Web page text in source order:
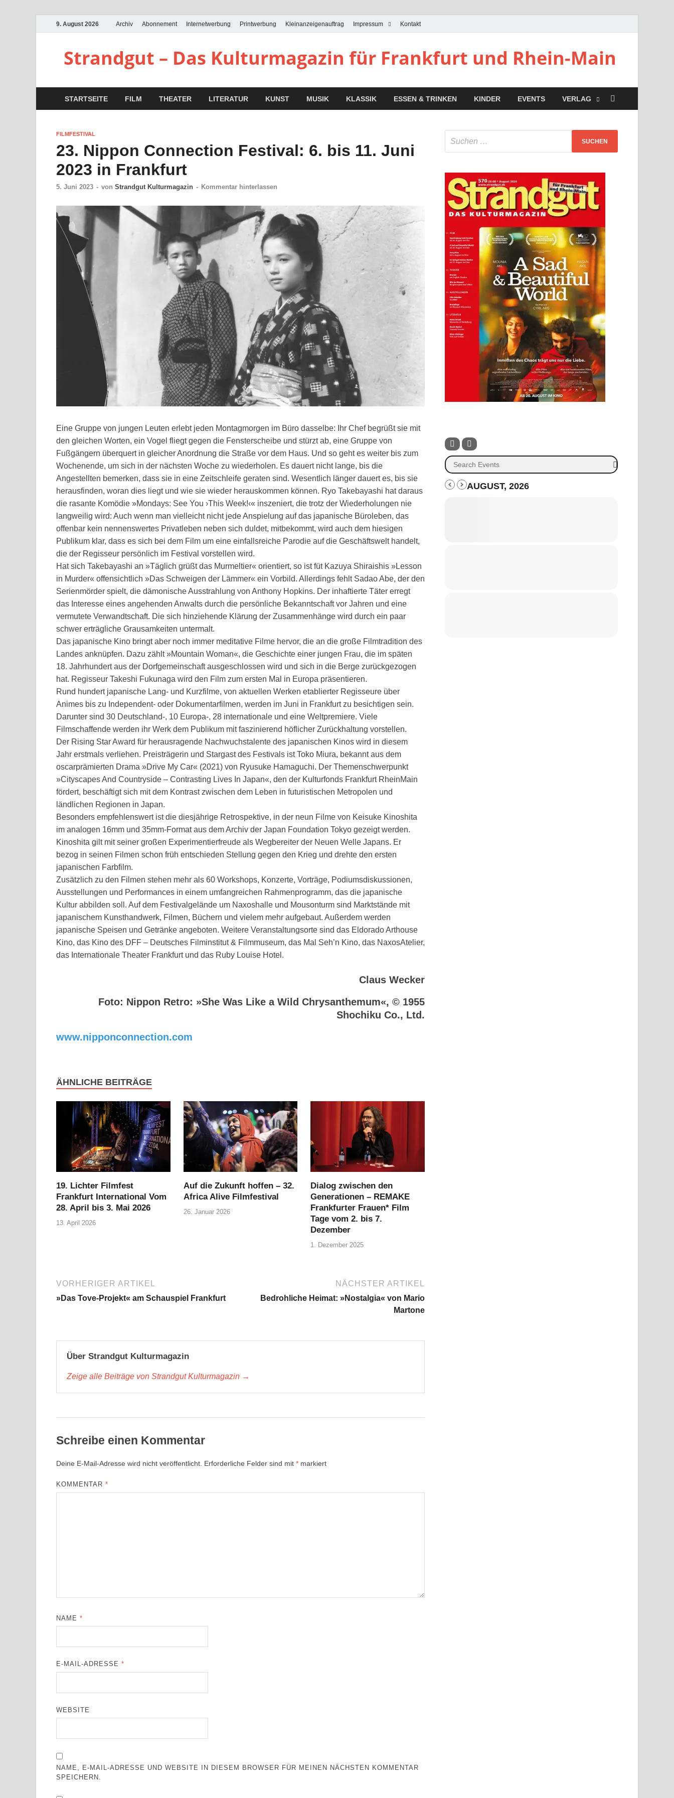
9. August 2026 Archiv Abonnement Internetwerbung Printwerbung Kleinanzeigenauftrag Impressum Kontakt
Strandgut – Das Kulturmagazin für Frankfurt und Rhein-Main
STARTSEITE FILM THEATER LITERATUR KUNST MUSIK KLASSIK ESSEN & TRINKEN KINDER EVENTS VERLAG
FILMFESTIVAL
23. Nippon Connection Festival: 6. bis 11. Juni
2023 in Frankfurt
5. Juni 2023 - von Strandgut Kulturmagazin - Kommentar hinterlassen
Eine Gruppe von jungen Leuten erlebt jeden Montagmorgen im Büro dasselbe: Ihr Chef begrüßt sie mit
den gleichen Worten, ein Vogel fliegt gegen die Fensterscheibe und stürzt ab, eine Gruppe von
Fußgängern überquert in gleicher Anordnung die Straße vor dem Haus. Und so geht es weiter bis zum
Wochenende, um sich in der nächsten Woche zu wiederholen. Es dauert nicht lange, bis die
Angestellten bemerken, dass sie in eine Zeitschleife geraten sind. Wesentlich länger dauert es, bis sie
herausfinden, woran dies liegt und wie sie wieder herauskommen können. Ryo Takebayashi hat daraus
die rasante Komödie »Mondays: See You ›This Week!‹« inszeniert, die trotz der Wiederholungen nie
langweilig wird: Auch wenn man vielleicht nicht jede Anspielung auf das japanische Büroleben, das
offenbar kein nennenswertes Privatleben neben sich duldet, mitbekommt, wird auch dem hiesigen
Publikum klar, dass es sich bei dem Film um eine einfallsreiche Parodie auf die Geschäftswelt handelt,
die der Regisseur persönlich im Festival vorstellen wird.
Hat sich Takebayashi an »Täglich grüßt das Murmeltier« orientiert, so ist füt Kazuya Shiraishis »Lesson
in Murder« offensichtlich »Das Schweigen der Lämmer« ein Vorbild. Allerdings fehlt Sadao Abe, der den
Serienmörder spielt, die dämonische Ausstrahlung von Anthony Hopkins. Der inhaftierte Täter erregt
das Interesse eines angehenden Anwalts durch die persönliche Bekanntschaft vor Jahren und eine
vermutete Verwandtschaft. Die sich hinziehende Klärung der Zusammenhänge wird durch ein paar
schwer erträgliche Grausamkeiten untermalt.
Das japanische Kino bringt aber noch immer meditative Filme hervor, die an die große Filmtradition des
Landes anknüpfen. Dazu zählt »Mountain Woman«, die Geschichte einer jungen Frau, die im späten
18. Jahrhundert aus der Dorfgemeinschaft ausgeschlossen wird und sich in die Berge zurückgezogen
hat. Regisseur Takeshi Fukunaga wird den Film zum ersten Mal in Europa präsentieren.
Rund hundert japanische Lang- und Kurzfilme, von aktuellen Werken etablierter Regisseure über
Animes bis zu Independent- oder Dokumentarfilmen, werden im Juni in Frankfurt zu besichtigen sein.
Darunter sind 30 Deutschland-, 10 Europa-, 28 internationale und eine Weltpremiere. Viele
Filmschaffende werden ihr Werk dem Publikum mit faszinierend höflicher Zurückhaltung vorstellen.
Der Rising Star Award für herausragende Nachwuchstalente des japanischen Kinos wird in diesem
Jahr erstmals verliehen. Preisträgerin und Stargast des Festivals ist Toko Miura, bekannt aus dem
oscarprämierten Drama »Drive My Car« (2021) von Ryusuke Hamaguchi. Der Themenschwerpunkt
»Cityscapes And Countryside – Contrasting Lives In Japan«, den der Kulturfonds Frankfurt RheinMain
fördert, beschäftigt sich mit dem Kontrast zwischen dem Leben in futuristischen Metropolen und
ländlichen Regionen in Japan.
Besonders empfehlenswert ist die diesjährige Retrospektive, in der neun Filme von Keisuke Kinoshita
im analogen 16mm und 35mm-Format aus dem Archiv der Japan Foundation Tokyo gezeigt werden.
Kinoshita gilt mit seiner großen Experimentierfreude als Wegbereiter der Neuen Welle Japans. Er
bezog in seinen Filmen schon früh entschieden Stellung gegen den Krieg und drehte den ersten
japanischen Farbfilm.
Zusätzlich zu den Filmen stehen mehr als 60 Workshops, Konzerte, Vorträge, Podiumsdiskussionen,
Ausstellungen und Performances in einem umfangreichen Rahmenprogramm, das die japanische
Kultur abbilden soll. Auf dem Festivalgelände um Naxoshalle und Mousonturm sind Marktstände mit
japanischem Kunsthandwerk, Filmen, Büchern und vielem mehr aufgebaut. Außerdem werden
japanische Speisen und Getränke angeboten. Weitere Veranstaltungsorte sind das Eldorado Arthouse
Kino, das Kino des DFF – Deutsches Filminstitut & Filmmuseum, das Mal Seh’n Kino, das NaxosAtelier,
das Internationale Theater Frankfurt und das Ruby Louise Hotel.
Claus Wecker
Foto: Nippon Retro: »She Was Like a Wild Chrysanthemum«, © 1955
Shochiku Co., Ltd.
www.nipponconnection.com
ÄHNLICHE BEITRÄGE
19. Lichter Filmfest
Frankfurt International Vom
28. April bis 3. Mai 2026
13. April 2026
Auf die Zukunft hoffen – 32.
Africa Alive Filmfestival
26. Januar 2026
Dialog zwischen den
Generationen – REMAKE
Frankfurter Frauen* Film
Tage vom 2. bis 7.
Dezember
1. Dezember 2025
VORHERIGER ARTIKEL
»Das Tove-Projekt« am Schauspiel Frankfurt
NÄCHSTER ARTIKEL
Bedrohliche Heimat: »Nostalgia« von Mario
Martone
Über Strandgut Kulturmagazin
Zeige alle Beiträge von Strandgut Kulturmagazin →
Schreibe einen Kommentar
Deine E-Mail-Adresse wird nicht veröffentlicht. Erforderliche Felder sind mit * markiert
KOMMENTAR*
NAME*
E-MAIL-ADRESSE*
WEBSITE
NAME, E-MAIL-ADRESSE UND WEBSITE IN DIESEM BROWSER FÜR MEINEN NÄCHSTEN KOMMENTAR
SPEICHERN.
AUGUST, 2026